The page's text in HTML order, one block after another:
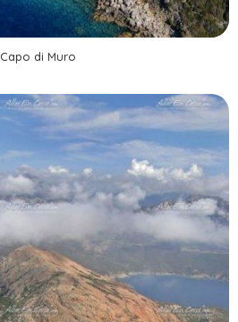
Capo di Muro